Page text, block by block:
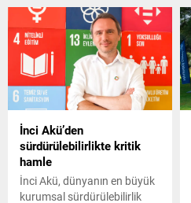
hedef almaya devam ediyor.
Geçtiğimiz yıl boyunca
Kaspersky çözümleri,
popüler seyahat
markalarının adı kullanılarak
gerçekleştirilen yaklaşık
270.000 saldırı girişimini
engelledi. Kaspersky,
gezginlerin dünyayı daha
güvenle keşfetmelerine
yardımcı olmak amacıyla
dopdolu ama güvenli
İnci Akü’den
sürdürülebilirlikte kritik
hamle
İnci Akü, dünyanın en büyük
kurumsal sürdürülebilirlik